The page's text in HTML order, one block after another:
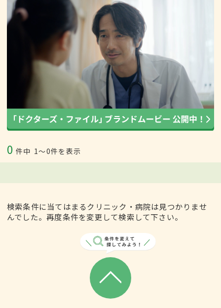
0 件中 1〜0件を表示
検索条件に当てはまるクリニック・病院は見つかりませ
んでした。再度条件を変更して検索して下さい。